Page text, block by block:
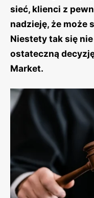
sieć, klienci z
nadzieję, że może
Niestety tak się
ostateczną
Market.